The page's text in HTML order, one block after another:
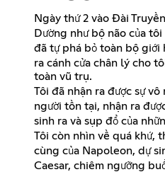
Ngày thứ 2 vào Đài
Dường như bộ não của
đã tự phá bỏ toàn bộ giới
ra cánh cửa chân lý cho
toàn vũ trụ.
Tôi đã nhận ra được sự
người tồn tại, nhận ra
sinh ra và sụp đổ của
Tôi còn nhìn về quá khứ,
cùng của Napoleon, dự
Caesar, chiêm ngưỡng